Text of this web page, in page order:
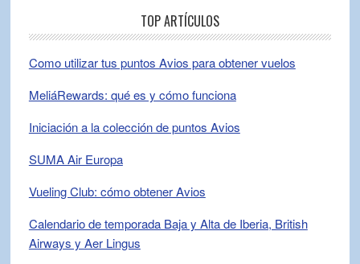
TOP ARTÍCULOS
Como utilizar tus puntos Avios para obtener vuelos
MeliáRewards: qué es y cómo funciona
Iniciación a la colección de puntos Avios
SUMA Air Europa
Vueling Club: cómo obtener Avios
Calendario de temporada Baja y Alta de Iberia, British
Airways y Aer Lingus